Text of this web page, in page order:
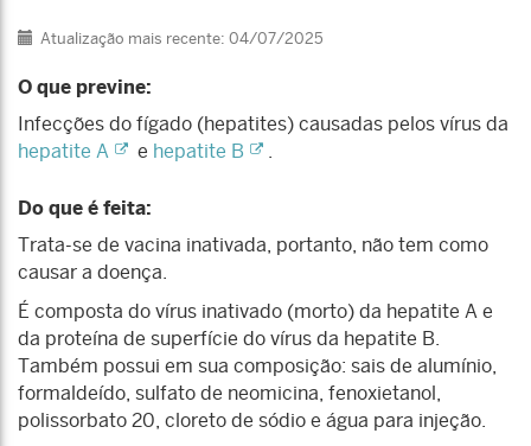
Detalhes
Atualização mais recente: 04/07/2025
O que previne:
Infecções do fígado (hepatites) causadas pelos vírus da
hepatite A
e hepatite B .
Do que é feita:
Trata-se de vacina inativada, portanto, não tem como
causar a doença.
É composta do vírus inativado (morto) da hepatite A e
da proteína de superfície do vírus da hepatite B.
Também possui em sua composição: sais de alumínio,
formaldeído, sulfato de neomicina, fenoxietanol,
polissorbato 20, cloreto de sódio e água para injeção.